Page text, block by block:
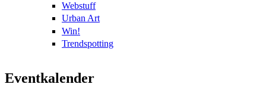
Webstuff
Urban Art
Win!
Trendspotting
Eventkalender